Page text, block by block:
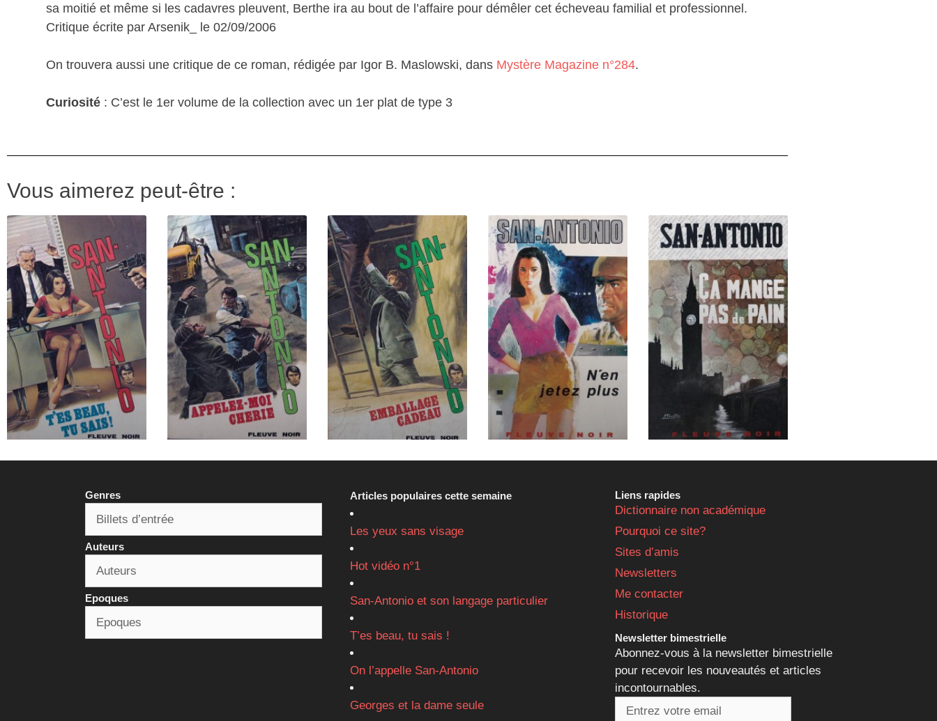
sa moitié et même si les cadavres pleuvent, Berthe ira au bout de l’affaire pour démêler cet écheveau familial et professionnel.
Critique écrite par Arsenik_ le 02/09/2006
On trouvera aussi une critique de ce roman, rédigée par Igor B. Maslowski, dans Mystère Magazine n°284.
Curiosité : C’est le 1er volume de la collection avec un 1er plat de type 3
Vous aimerez peut-être :
Genres
Auteurs
Epoques
Articles populaires cette semaine
Les yeux sans visage
Hot vidéo n°1
San-Antonio et son langage particulier
T’es beau, tu sais !
On l’appelle San-Antonio
Georges et la dame seule
Liens rapides
Dictionnaire non académique
Pourquoi ce site?
Sites d’amis
Newsletters
Me contacter
Historique
Newsletter bimestrielle
Abonnez-vous à la newsletter bimestrielle
pour recevoir les nouveautés et articles
incontournables.